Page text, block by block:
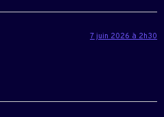
7 juin 2026 à 2h30